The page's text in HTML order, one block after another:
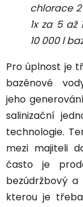
chlorace
1x za 5
10 000 l
Pro úplnost je
bazénové
jeho
salinizační
technologie.
mezi majiteli
často je
bezúdržbový
kterou je